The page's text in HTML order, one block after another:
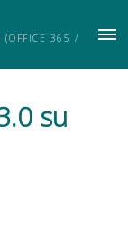
(OFFICE 365 /
su